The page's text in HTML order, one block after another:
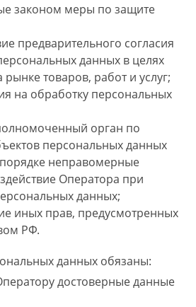
законом меры по защите
предварительного согласия
данных в целях
товаров, работ и услуг;
на обработку персональных
орган по
персональных данных
неправомерные
Оператора при
данных;
иных прав, предусмотренных
РФ.
данных обязаны:
достоверные данные